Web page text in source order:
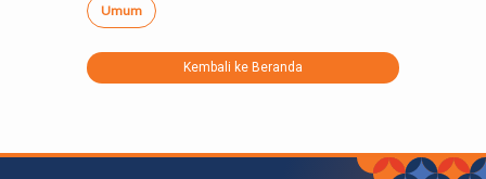
Umum
Kembali ke Beranda